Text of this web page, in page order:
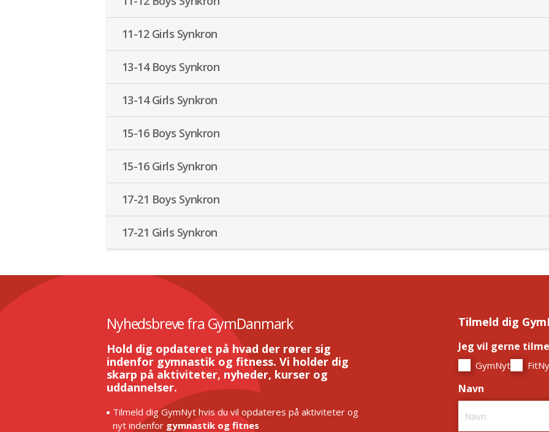
11-12 Girls Synkron
13-14 Boys Synkron
13-14 Girls Synkron
15-16 Boys Synkron
15-16 Girls Synkron
17-21 Boys Synkron
17-21 Girls Synkron
Nyhedsbreve fra GymDanmark
Hold dig opdateret på hvad der rører sig
indenfor gymnastik og fitness. Vi holder dig
skarp på aktiviteter, nyheder, kurser og
uddannelser.
Tilmeld dig GymNyt hvis du vil opdateres på aktiviteter og
nyt indenfor gymnastik og fitnes
Tilmeld dig
Jeg vil gerne
GymNyt
Navn